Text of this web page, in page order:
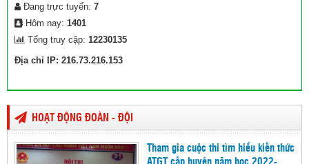
Đang trực tuyến: 7
Hôm nay: 1401
Tổng truy cập: 12230135
Địa chỉ IP: 216.73.216.153
HOẠT ĐỘNG ĐOÀN - ĐỘI
Tham gia cuộc thi tìm hiểu kiến thức